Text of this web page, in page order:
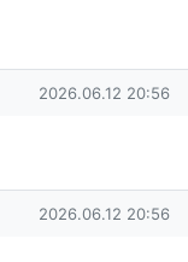
작성일
2026.06.12 20:56
작성일
2026.06.12 20:56